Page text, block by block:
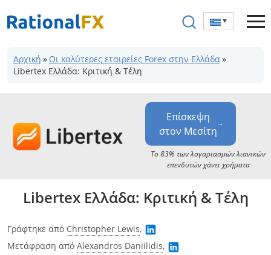
στο
Αρχική » Οι καλύτερες εταιρείες Forex στην Ελλάδα»
Libertex Ελλάδα: Κριτική & Τέλη
Επίσκεψη
στον Μεσίτη
Το 83% των λογαριασμών λιανικών
επενδυτών χάνει χρήματα
Libertex Ελλάδα: Κριτική & Τέλη
Γράφτηκε από Christopher Lewis,
Μετάφραση από Alexandros Daniilidis,